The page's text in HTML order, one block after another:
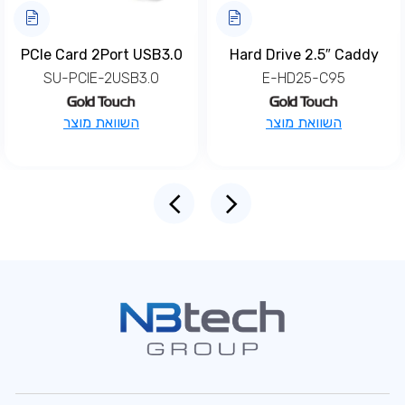
Hard Drive 2.5″ Caddy
E-HD25-C95
השוואת מוצר
PCIe Card 2Port USB3.0
SU-PCIE-2USB3.0
השוואת מוצר